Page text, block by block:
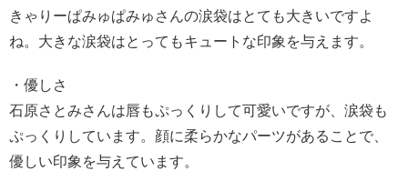
きゃりーぱみゅぱみゅさんの涙袋はとても大きいですよ
ね。大きな涙袋はとってもキュートな印象を与えます。
・優しさ
石原さとみさんは唇もぷっくりして可愛いですが、涙袋も
ぷっくりしています。顔に柔らかなパーツがあることで、
優しい印象を与えています。